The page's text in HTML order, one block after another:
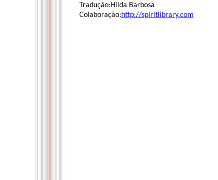
Tradução:Hilda Barbosa
Colaboração:http://spiritlibrary.com